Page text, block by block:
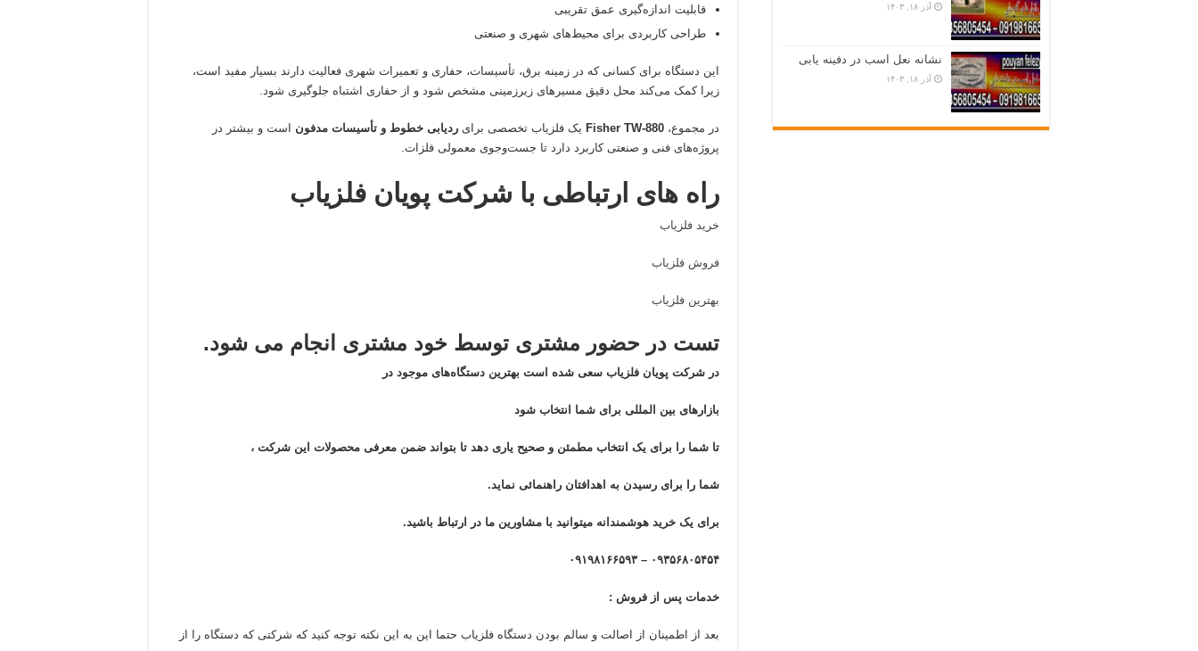
قابلیت اندازه‌گیری عمق تقریبی
طراحی کاربردی برای محیط‌های شهری و صنعتی
این دستگاه برای کسانی که در زمینه برق، تأسیسات، حفاری و تعمیرات شهری فعالیت دارند بسیار مفید است،
زیرا کمک می‌کند محل دقیق مسیرهای زیرزمینی مشخص شود و از حفاری اشتباه جلوگیری شود.
در مجموع، Fisher TW-880 یک فلزیاب تخصصی برای ردیابی خطوط و تأسیسات مدفون است و بیشتر در
پروژه‌های فنی و صنعتی کاربرد دارد تا جست‌وجوی معمولی فلزات.
راه های ارتباطی با شرکت پویان فلزیاب
خرید فلزیاب
فروش فلزیاب
بهترین فلزیاب
تست در حضور مشتری توسط خود مشتری انجام می شود.
در شرکت پویان فلزیاب سعی شده است بهترین دستگاه‌های موجود در
بازار‌های بین المللی برای شما انتخاب شود
تا شما را برای یک انتخاب مطمئن و صحیح یاری دهد تا بتواند ضمن معرفی محصولات این شرکت ،
شما را برای رسیدن به اهدافتان راهنمائی نماید.
برای یک خرید هوشمندانه میتوانید با مشاورین ما در ارتباط باشید.
۰۹۳۵۶۸۰۵۴۵۴ – ۰۹۱۹۸۱۶۶۵۹۳
خدمات پس از فروش :
بعد از اطمینان از اصالت و سالم بودن دستگاه فلزیاب حتما این به این نکته توجه کنید که شرکتی که دستگاه را از
آذر ۱۸, ۱۴۰۳
نشانه نعل اسب در دفینه یابی
آذر ۱۸, ۱۴۰۳